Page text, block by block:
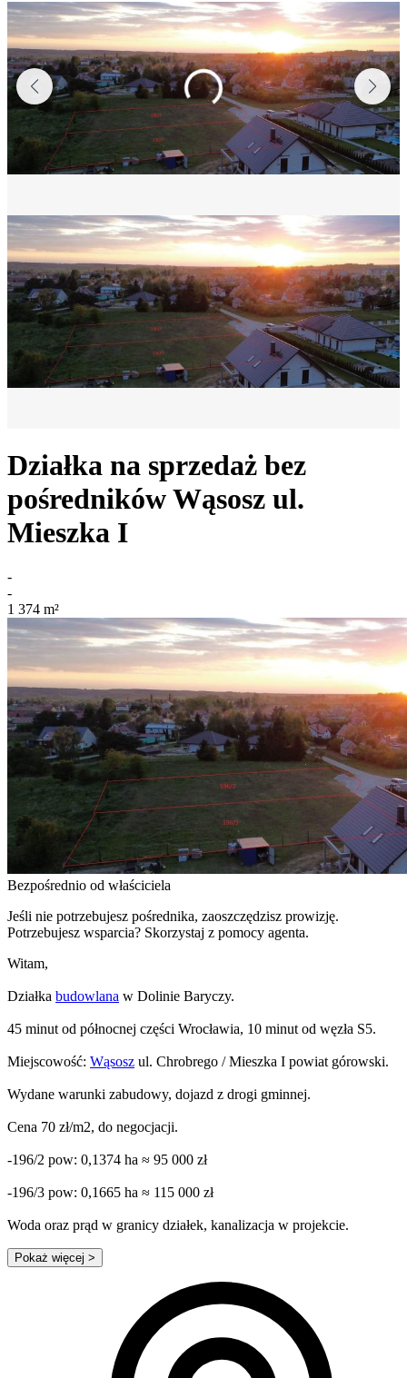
Działka na sprzedaż bez
pośrednikówWąsosz ul.
Mieszka I
-
-
1 374 m²
Bezpośrednio od właściciela
Jeśli nie potrzebujesz pośrednika, zaoszczędzisz prowizję.
Potrzebujesz wsparcia? Skorzystaj z pomocy agenta.
Witam,
Działka budowlana w Dolinie Baryczy.
45 minut od północnej części Wrocławia, 10 minut od węzła S5.
Miejscowość: Wąsosz ul. Chrobrego / Mieszka I powiat górowski.
Wydane warunki zabudowy, dojazd z drogi gminnej.
Cena 70 zł/m2, do negocjacji.
-196/2 pow: 0,1374 ha ≈ 95 000 zł
-196/3 pow: 0,1665 ha ≈ 115 000 zł
Woda oraz prąd w granicy działek, kanalizacja w projekcie.
Pokaż więcej >